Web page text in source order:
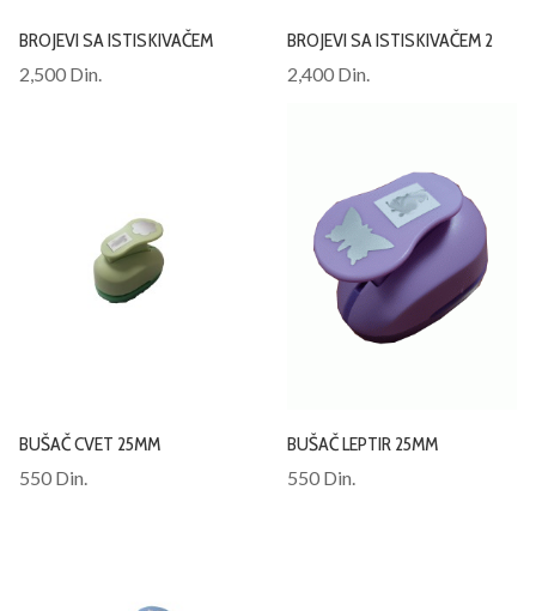
BROJEVI SA ISTISKIVAČEM
2,500 Din.
BROJEVI SA ISTISKIVAČEM 2
2,400 Din.
BUŠAČ CVET 25MM
550 Din.
BUŠAČ LEPTIR 25MM
550 Din.